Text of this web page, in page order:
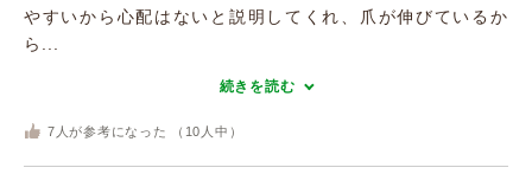
やすいから心配はないと説明してくれ、爪が伸びているか
ら...
続きを読む
7 人が参考になった （ 10 人中）